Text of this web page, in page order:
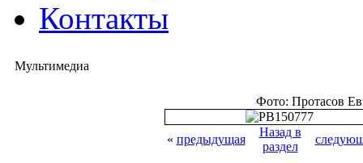
Контакты
Мультимедиа
Фото: Протасов
« предыдущая
Назад в
раздел